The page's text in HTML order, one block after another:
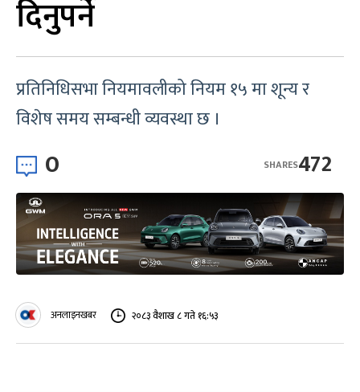
दिनुपर्ने
प्रतिनिधिसभा नियमावलीको नियम १५ मा शून्य र
विशेष समय सम्बन्धी व्यवस्था छ ।
0 472
SHARES
अनलाइनखबर २०८३ वैशाख ८ गते १६:५३